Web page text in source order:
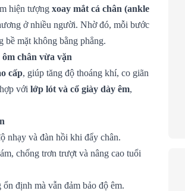
hiện tượng xoay mắt cá chân (ankle
ở nhiều người. Nhờ đó, mỗi bước
bề mặt không bằng phẳng.
chân vừa vặn
cấp, giúp tăng độ thoáng khí, co giãn
với lớp lót và cổ giày dày êm,
nhạy và đàn hồi khi đẩy chân.
chống trơn trượt và nâng cao tuổi
định mà vẫn đảm bảo độ êm.